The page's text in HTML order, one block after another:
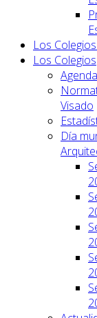
Los
Los Colegios
Visado
Día